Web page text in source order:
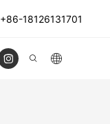
+86-18126131701
ENTRE EM